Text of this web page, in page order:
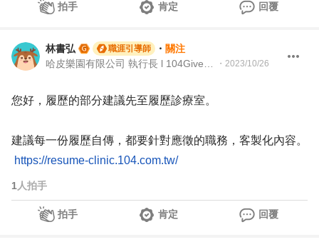
拍手 肯定 回覆
林書弘 職涯引導師 ・ 關注
・ 2023/10/26
您好，履歷的部分建議先至履歷診療室。
建議每一份履歷自傳，都要針對應徵的職務，客製化內容。
https://resume-clinic.104.com.tw/
1 人拍手
拍手 肯定 回覆